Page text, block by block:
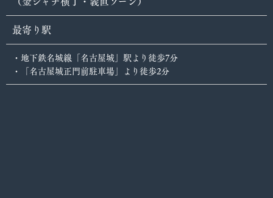
最寄り駅
・地下鉄名城線「名古屋城」駅より徒歩7分
・「名古屋城正門前駐車場」より徒歩2分